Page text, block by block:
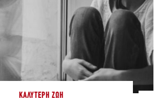
ΚΑΛΎΤΕΡΗ ΖΩΉ